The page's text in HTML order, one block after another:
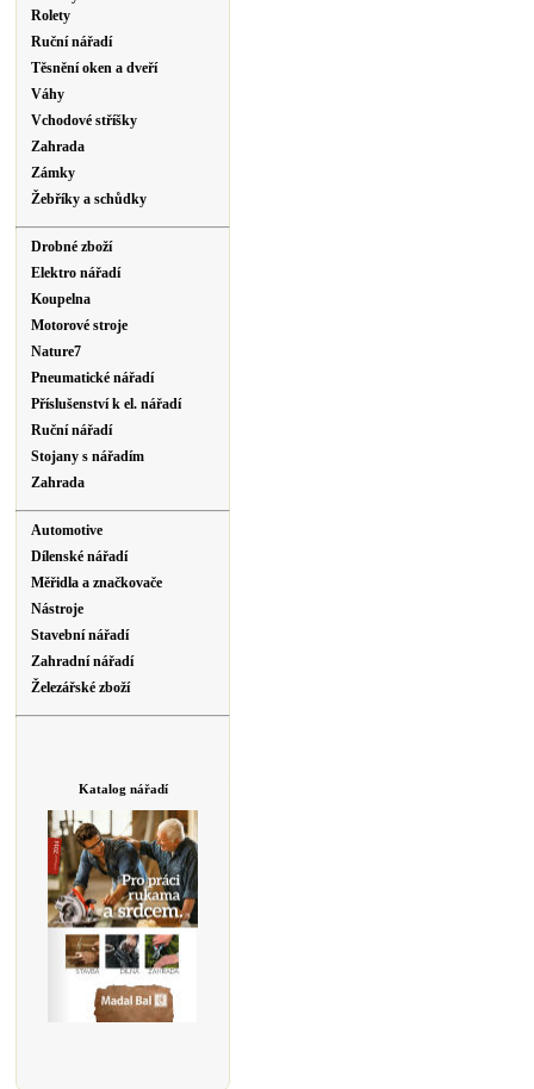
Rolety
Ruční nářadí
Těsnění oken a dveří
Váhy
Vchodové stříšky
Zahrada
Zámky
Žebříky a schůdky
Drobné zboží
Elektro nářadí
Koupelna
Motorové stroje
Nature7
Pneumatické nářadí
Příslušenství k el. nářadí
Ruční nářadí
Stojany s nářadím
Zahrada
Automotive
Dílenské nářadí
Měřidla a značkovače
Nástroje
Stavební nářadí
Zahradní nářadí
Železářské zboží
Katalog nářadí